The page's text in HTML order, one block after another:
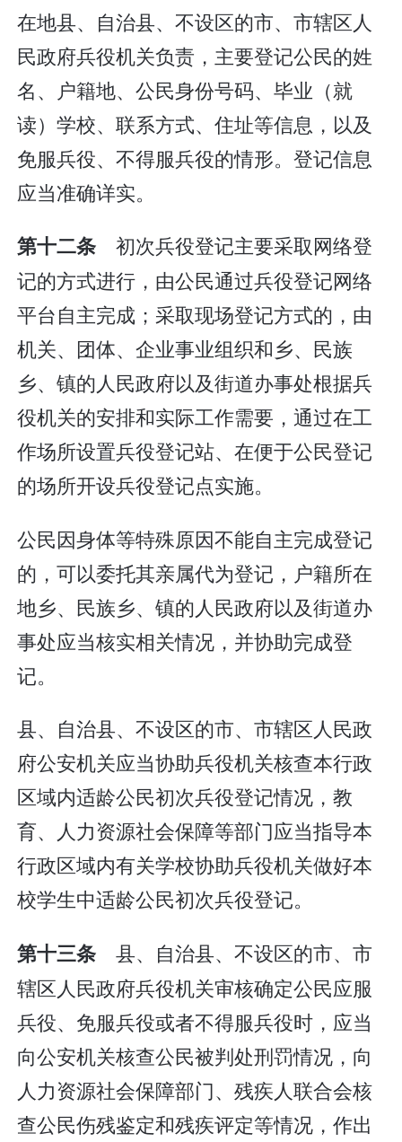
在地县、自治县、不设区的市、市辖区人
民政府兵役机关负责，主要登记公民的姓
名、户籍地、公民身份号码、毕业（就
读）学校、联系方式、住址等信息，以及
免服兵役、不得服兵役的情形。登记信息
应当准确详实。
第十二条初次兵役登记主要采取网络登
记的方式进行，由公民通过兵役登记网络
平台自主完成；采取现场登记方式的，由
机关、团体、企业事业组织和乡、民族
乡、镇的人民政府以及街道办事处根据兵
役机关的安排和实际工作需要，通过在工
作场所设置兵役登记站、在便于公民登记
的场所开设兵役登记点实施。
公民因身体等特殊原因不能自主完成登记
的，可以委托其亲属代为登记，户籍所在
地乡、民族乡、镇的人民政府以及街道办
事处应当核实相关情况，并协助完成登
记。
县、自治县、不设区的市、市辖区人民政
府公安机关应当协助兵役机关核查本行政
区域内适龄公民初次兵役登记情况，教
育、人力资源社会保障等部门应当指导本
行政区域内有关学校协助兵役机关做好本
校学生中适龄公民初次兵役登记。
第十三条县、自治县、不设区的市、市
辖区人民政府兵役机关审核确定公民应服
兵役、免服兵役或者不得服兵役时，应当
向公安机关核查公民被判处刑罚情况，向
人力资源社会保障部门、残疾人联合会核
查公民伤残鉴定和残疾评定等情况，作出